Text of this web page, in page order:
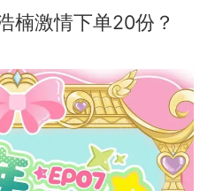
楠激情下单20份？